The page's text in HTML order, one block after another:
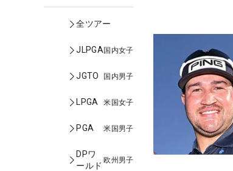
全ツアー
JLPGA国内女子
JGTO 国内男子
LPGA 米国女子
PGA 米国男子
DPワ
ールド
欧州男子